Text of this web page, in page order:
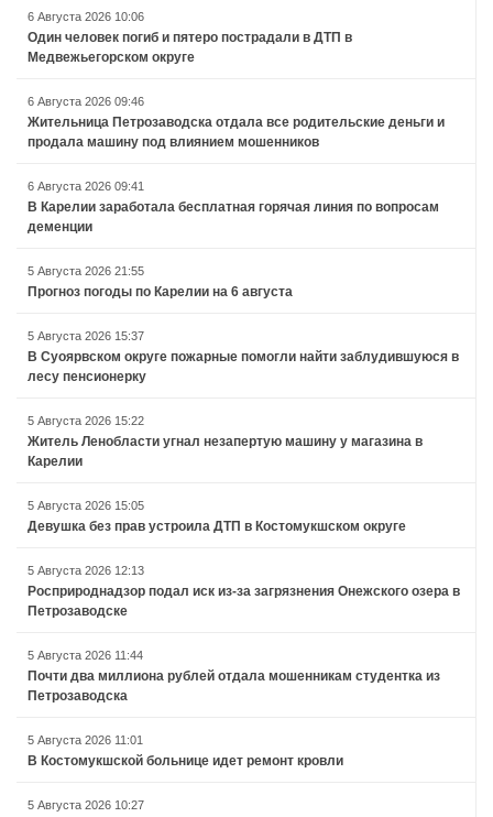
6 Августа 2026 10:06
Один человек погиб и пятеро пострадали в ДТП в
Медвежьегорском округе
6 Августа 2026 09:46
Жительница Петрозаводска отдала все родительские деньги и
продала машину под влиянием мошенников
6 Августа 2026 09:41
В Карелии заработала бесплатная горячая линия по вопросам
деменции
5 Августа 2026 21:55
Прогноз погоды по Карелии на 6 августа
5 Августа 2026 15:37
В Суоярвском округе пожарные помогли найти заблудившуюся в
лесу пенсионерку
5 Августа 2026 15:22
Житель Ленобласти угнал незапертую машину у магазина в
Карелии
5 Августа 2026 15:05
Девушка без прав устроила ДТП в Костомукшском округе
5 Августа 2026 12:13
Росприроднадзор подал иск из-за загрязнения Онежского озера в
Петрозаводске
5 Августа 2026 11:44
Почти два миллиона рублей отдала мошенникам студентка из
Петрозаводска
5 Августа 2026 11:01
В Костомукшской больнице идет ремонт кровли
5 Августа 2026 10:27